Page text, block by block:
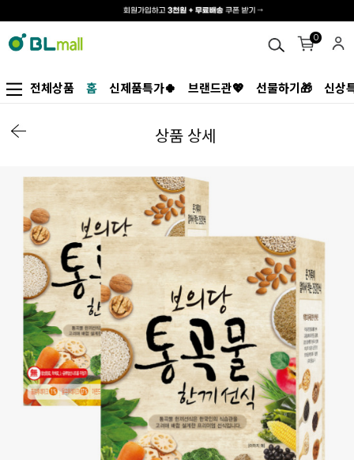
0
전체상품 홈 신제품특가🍀 브랜드관💖 선물하기🎁 신상
상품 상세